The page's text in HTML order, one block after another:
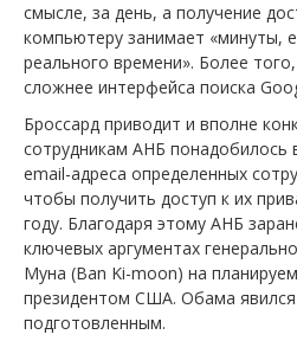
смысле, за день, а получение
компьютеру занимает «минуты,
реального времени». Более
сложнее интерфейса поиска
Броссард приводит и вполне
сотрудникам АНБ понадобилось
email-адреса определенных
чтобы получить доступ к их
году. Благодаря этому АНБ
ключевых аргументах
Муна (Ban Ki-moon) на
президентом США. Обама
подготовленным.